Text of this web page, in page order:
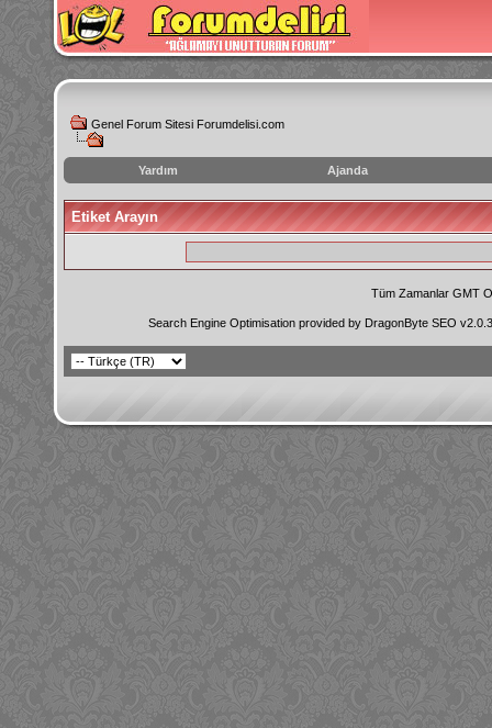
Genel Forum Sitesi Forumdelisi.com
Yardım Ajanda
instagram
izlenme
Etiket Arayın
Tüm Zamanlar GMT
Search Engine Optimisation provided by DragonByte SEO